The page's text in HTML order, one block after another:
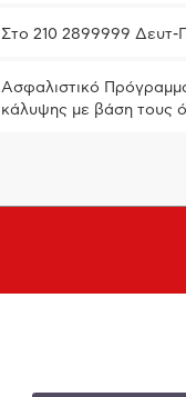
Στο 210 2899999 Δευτ-
Ασφαλιστικό
κάλυψης με βάση τους